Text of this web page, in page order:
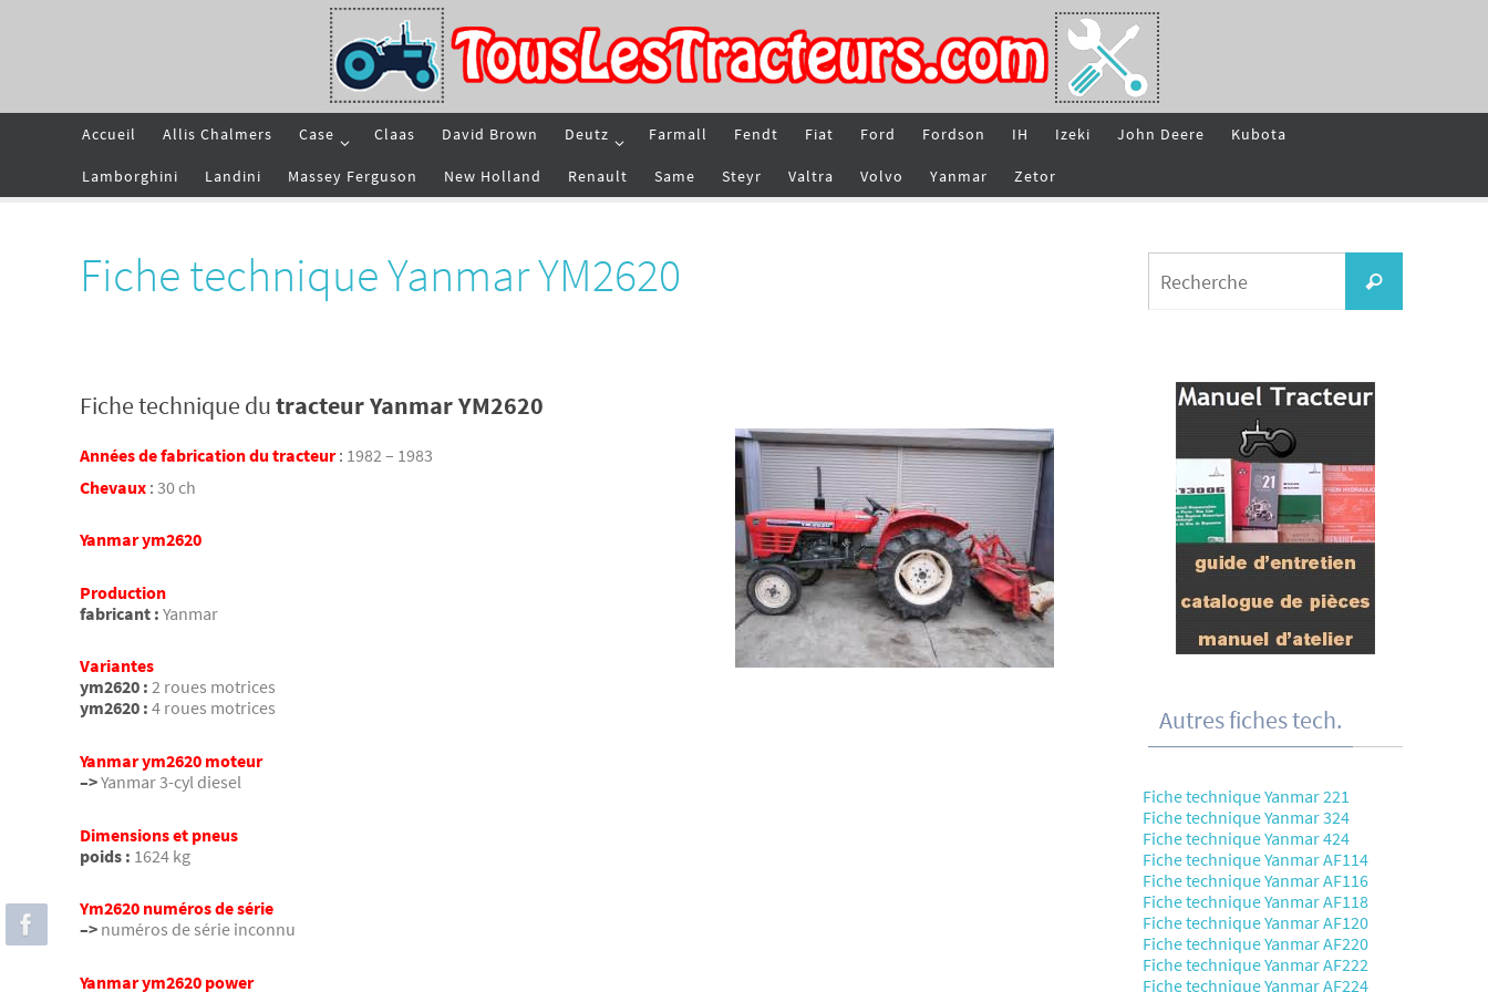
Accueil Allis Chalmers Case Claas David Brown Deutz Farmall Fendt Fiat Ford Fordson IH Izeki John Deere Kubota
Lamborghini Landini Massey Ferguson New Holland Renault Same Steyr Valtra Volvo Yanmar Zetor
Fiche technique Yanmar YM2620
Fiche technique dutracteur Yanmar YM2620
Années de fabrication du tracteur: 1982 – 1983
Chevaux : 30 ch
Yanmar ym2620
Production
fabricant : Yanmar
Variantes
ym2620 : 2 roues motrices
ym2620 : 4 roues motrices
Yanmar ym2620 moteur
–>Yanmar 3-cyl diesel
Dimensions et pneus
poids : 1624 kg
Ym2620 numéros de série
–> numéros de série inconnu
Yanmar ym2620 power
Recherche
Autres fiches tech.
Fiche technique Yanmar 221
Fiche technique Yanmar 324
Fiche technique Yanmar 424
Fiche technique Yanmar AF114
Fiche technique Yanmar AF116
Fiche technique Yanmar AF118
Fiche technique Yanmar AF120
Fiche technique Yanmar AF220
Fiche technique Yanmar AF222
Fiche technique Yanmar AF224